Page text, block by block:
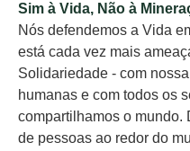
Sim à Vida, Não à
Nós defendemos a Vida
está cada vez mais
Solidariedade - com
humanas e com todos os
compartilhamos o mundo.
de pessoas ao redor do